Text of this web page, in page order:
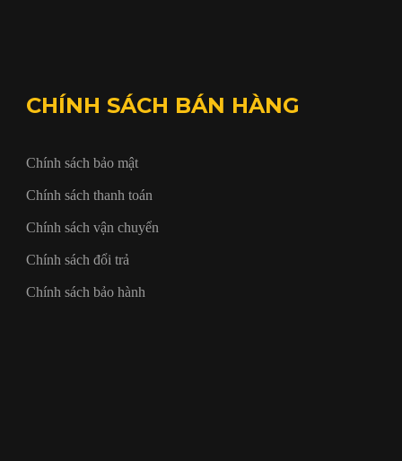
CHÍNH SÁCH BÁN HÀNG
Chính sách bảo mật
Chính sách thanh toán
Chính sách vận chuyển
Chính sách đổi trả
Chính sách bảo hành